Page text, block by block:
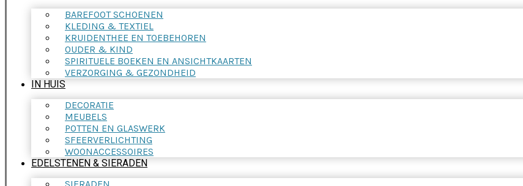
BAREFOOT SCHOENEN
KLEDING & TEXTIEL
KRUIDENTHEE EN TOEBEHOREN
OUDER & KIND
SPIRITUELE BOEKEN EN ANSICHTKAARTEN
VERZORGING & GEZONDHEID
IN HUIS
DECORATIE
MEUBELS
POTTEN EN GLASWERK
SFEERVERLICHTING
WOONACCESSOIRES
EDELSTENEN & SIERADEN